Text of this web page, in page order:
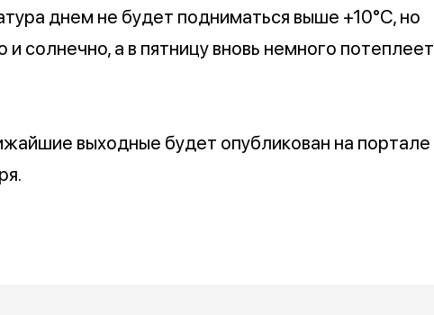
днем не будет подниматься выше +10°C, но
и солнечно, а в пятницу вновь немного потеплеет
выходные будет опубликован на портале